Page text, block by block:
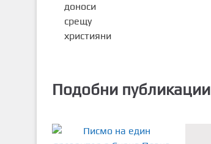
Подобни публикации